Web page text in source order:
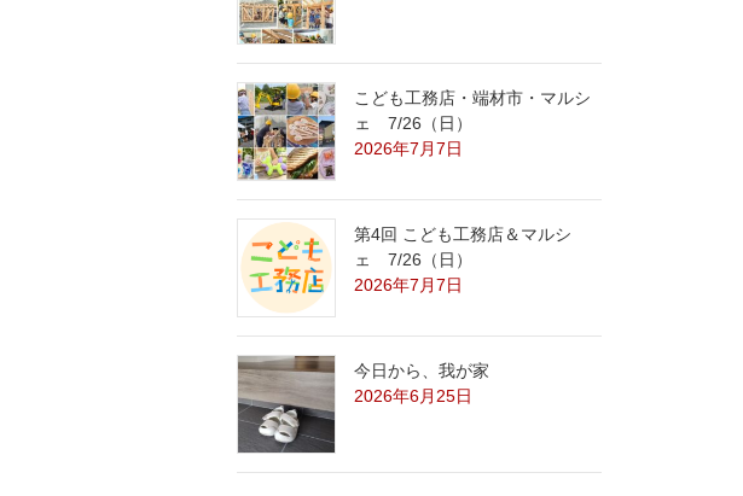
こども工務店・端材市・マルシ
ェ 7/26（日）
2026年7月7日
第4回 こども工務店＆マルシ
ェ 7/26（日）
2026年7月7日
今日から、我が家
2026年6月25日